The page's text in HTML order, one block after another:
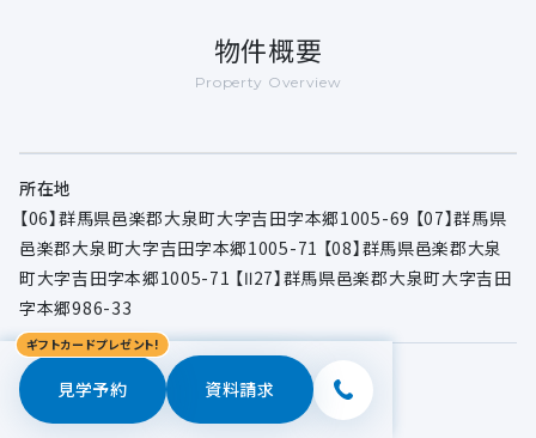
物件概要
Property Overview
所在地
【06】群馬県邑楽郡大泉町大字吉田字本郷1005-69 【07】群馬県
邑楽郡大泉町大字吉田字本郷1005-71 【08】群馬県邑楽郡大泉
町大字吉田字本郷1005-71 【Ⅱ27】群馬県邑楽郡大泉町大字吉田
字本郷986-33
交通
東武小泉線 「西小泉駅」まで約2,500ｍ
資料請求
ギフトカードプレゼント!
見学予約